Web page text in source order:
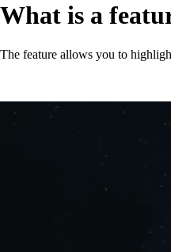
What is a
The feature allows you to